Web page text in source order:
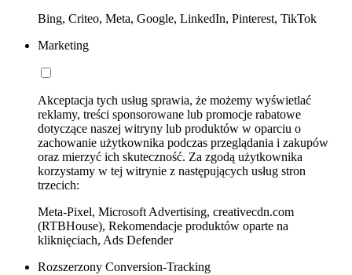
Bing, Criteo, Meta, Google, LinkedIn, Pinterest, TikTok
Marketing
Akceptacja tych usług sprawia, że możemy wyświetlać
reklamy, treści sponsorowane lub promocje rabatowe
dotyczące naszej witryny lub produktów w oparciu o
zachowanie użytkownika podczas przeglądania i zakupów
oraz mierzyć ich skuteczność. Za zgodą użytkownika
korzystamy w tej witrynie z następujących usług stron
trzecich:
Meta-Pixel, Microsoft Advertising, creativecdn.com
(RTBHouse), Rekomendacje produktów oparte na
kliknięciach, Ads Defender
Rozszerzony Conversion-Tracking